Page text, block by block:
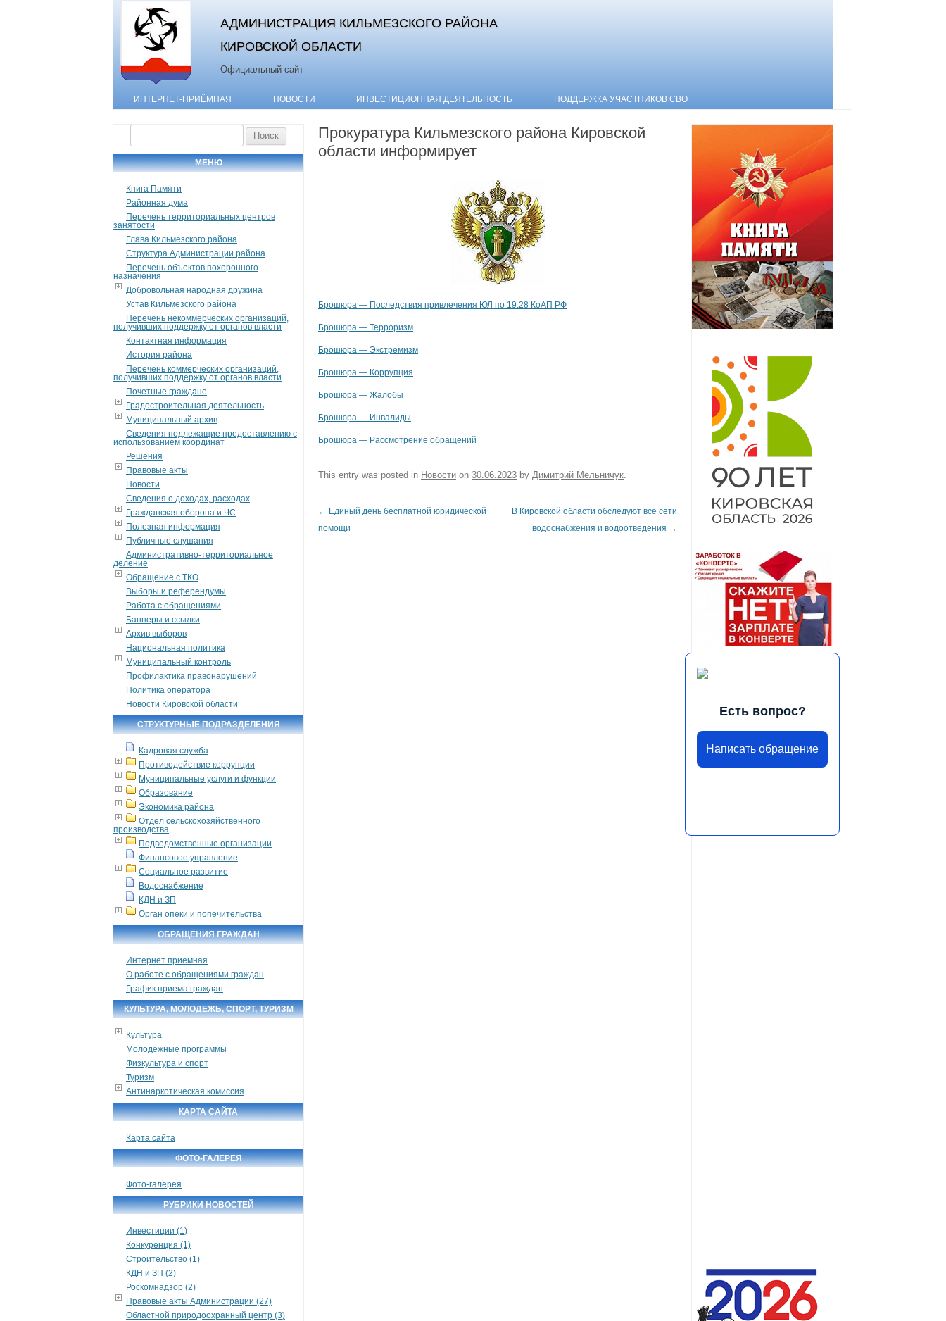
АДМИНИСТРАЦИЯ КИЛЬМЕЗСКОГО РАЙОНА
КИРОВСКОЙ ОБЛАСТИ
Официальный сайт
Skip to content
ИНТЕРНЕТ-ПРИЁМНАЯ НОВОСТИ ИНВЕСТИЦИОННАЯ ДЕЯТЕЛЬНОСТЬ ПОДДЕРЖКА УЧАСТНИКОВ СВО
МЕНЮ
Книга Памяти
Районная дума
Перечень территориальных центров
занятости
Глава Кильмезского района
Структура Администрации района
Перечень объектов похоронного
назначения
Добровольная народная дружина
Устав Кильмезского района
Перечень некоммерческих организаций,
получивших поддержку от органов власти
Контактная информация
История района
Перечень коммерческих организаций,
получивших поддержку от органов власти
Почетные граждане
Градостроительная деятельность
Муниципальный архив
Сведения подлежащие предоставлению с
использованием координат
Решения
Правовые акты
Новости
Сведения о доходах, расходах
Гражданская оборона и ЧС
Полезная информация
Публичные слушания
Административно-территориальное
деление
Обращение с ТКО
Выборы и референдумы
Работа с обращениями
Баннеры и ссылки
Архив выборов
Национальная политика
Муниципальный контроль
Профилактика правонарушений
Политика оператора
Новости Кировской области
СТРУКТУРНЫЕ ПОДРАЗДЕЛЕНИЯ
Кадровая служба
Противодействие коррупции
Муниципальные услуги и функции
Образование
Экономика района
Отдел сельскохозяйственного
производства
Подведомственные организации
Финансовое управление
Социальное развитие
Водоснабжение
КДН и ЗП
Орган опеки и попечительства
ОБРАЩЕНИЯ ГРАЖДАН
Интернет приемная
О работе с обращениями граждан
График приема граждан
КУЛЬТУРА, МОЛОДЕЖЬ, СПОРТ, ТУРИЗМ
Культура
Молодежные программы
Физкультура и спорт
Туризм
Антинаркотическая комиссия
КАРТА САЙТА
Карта сайта
ФОТО-ГАЛЕРЕЯ
Фото-галерея
РУБРИКИ НОВОСТЕЙ
Инвестиции (1)
Конкуренция (1)
Строительство (1)
КДН и ЗП (2)
Роскомнадзор (2)
Правовые акты Администрации (27)
Областной природоохранный центр (3)
Прокуратура Кильмезского района Кировской
области информирует
Брошюра — Последствия привлечения ЮЛ по 19.28 КоАП РФ
Брошюра — Терроризм
Брошюра — Экстремизм
Брошюра — Коррупция
Брошюра — Жалобы
Брошюра — Инвалиды
Брошюра — Рассмотрение обращений
This entry was posted in Новости on 30.06.2023 by Димитрий Мельничук
Post navigation
← Единый день бесплатной юридической
помощи
В Кировской области обследуют все сети
водоснабжения и водоотведения →
Есть вопрос?
Написать обращение